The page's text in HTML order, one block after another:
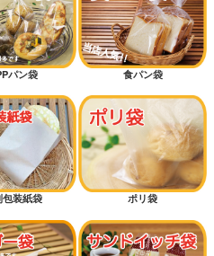
パン袋 食パン袋
包装紙袋 ポリ袋